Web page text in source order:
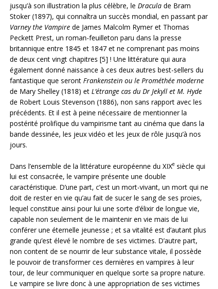
jusqu’à son illustration la plus célèbre, le Dracula de Bram
Stoker (1897), qui connaîtra un succès mondial, en passant par
Varney the Vampire de James Malcolm Rymer et Thomas
Peckett Prest, un roman-feuilleton paru dans la presse
britannique entre 1845 et 1847 et ne comprenant pas moins
de deux cent vingt chapitres [5] ! Une littérature qui aura
également donné naissance à ces deux autres best-sellers du
fantastique que seront Frankenstein ou le Prométhée moderne
de Mary Shelley (1818) et L’étrange cas du Dr Jekyll et M. Hyde
de Robert Louis Stevenson (1886), non sans rapport avec les
précédents. Et il est à peine nécessaire de mentionner la
postérité prolifique du vampirisme tant au cinéma que dans la
bande dessinée, les jeux vidéo et les jeux de rôle jusqu’à nos
jours.
Dans l’ensemble de la littérature européenne du XIXe siècle qui
lui est consacrée, le vampire présente une double
caractéristique. D’une part, c’est un mort-vivant, un mort qui ne
doit de rester en vie qu’au fait de sucer le sang de ses proies,
lequel constitue ainsi pour lui une sorte d’élixir de longue vie,
capable non seulement de le maintenir en vie mais de lui
conférer une éternelle jeunesse ; et sa vitalité est d’autant plus
grande qu’est élevé le nombre de ses victimes. D’autre part,
non content de se nourrir de leur substance vitale, il possède
le pouvoir de transformer ces dernières en vampires à leur
tour, de leur communiquer en quelque sorte sa propre nature.
Le vampire se livre donc à une appropriation de ses victimes